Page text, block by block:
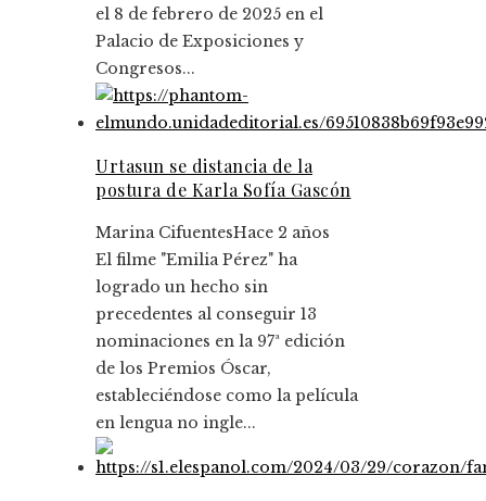
el 8 de febrero de 2025 en el
Palacio de Exposiciones y
Congresos...
Urtasun se distancia de la
postura de Karla Sofía Gascón
Marina CifuentesHace 2 años
El filme "Emilia Pérez" ha
logrado un hecho sin
precedentes al conseguir 13
nominaciones en la 97ª edición
de los Premios Óscar,
estableciéndose como la película
en lengua no ingle...